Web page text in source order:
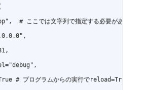
# ここでは文字列で指定する必要がある場合
# プログラムからの実行でreload=Trueや